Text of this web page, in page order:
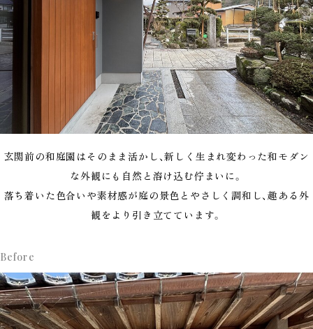
玄関前の和庭園はそのまま活かし、新しく生まれ変わった和モダン
な外観にも自然と溶け込む佇まいに。
落ち着いた色合いや素材感が庭の景色とやさしく調和し、趣ある外
観をより引き立てています。
Before